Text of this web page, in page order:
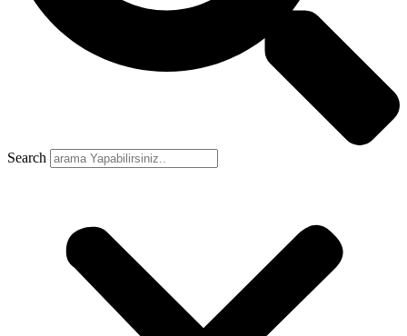
Search